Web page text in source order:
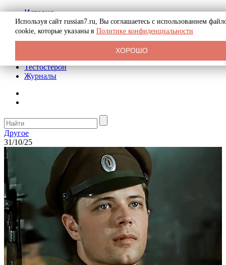
История
Биография
Криминал
Реклама на сайте
Тестостерон
Журналы
Другое
31/10/25
Используя сайт russian7.ru, Вы соглашаетесь с использованием
cookie, которые указаны в Политике конфиденциальности
ХОРОШО